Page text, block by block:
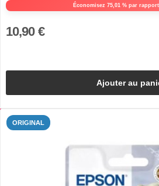
Économisez 75,01 % par
10,90 €
Ajouter au
ORIGINAL